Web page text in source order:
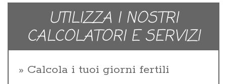
UTILIZZA I NOSTRI
CALCOLATORI E SERVIZI
Calcola i tuoi giorni fertili